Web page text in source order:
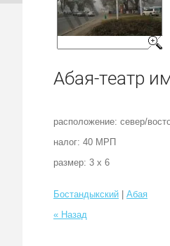
Абая-театр
расположение: север/
налог: 40 МРП
размер: 3 х 6
Бостандыкский
Абая
« Назад